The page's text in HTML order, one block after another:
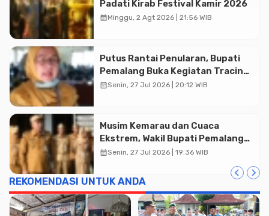
Advertisment
Padati Kirab Festival Kamir 2026
calendar_monthMinggu, 2 Agt 2026 | 21:56 WIB
Putus Rantai Penularan, Bupati
Pemalang Buka Kegiatan Tracing
TBC Terintegrasi di Mulyoharjo
calendar_monthSenin, 27 Jul 2026 | 20:12 WIB
Musim Kemarau dan Cuaca
Ekstrem, Wakil Bupati Pemalang
Ingatkan ASN Waspada Bahaya
calendar_monthSenin, 27 Jul 2026 | 19:36 WIB
REKOMENDASI UNTUK ANDA